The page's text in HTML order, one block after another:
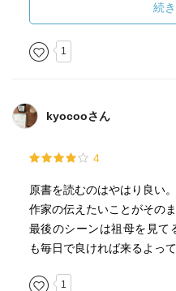
あと、毎回ノーラはその
め、その場の人生設定を理
うしたの？変だよ」と言わ
ンピックメダリストとして
ーチをする場面も、即興ス
いういろんな「さすがに
たため、私にはだめだった。
死を考えている人でも最後
多くのレビューに書いて
「この本読んで元気を出し
続
1
kyocooさん
4
原書を読むのはやはり良い。
作家の伝えたいことがそのま
最後のシーンは祖母を見て
も毎日で良ければ来るよっ
1